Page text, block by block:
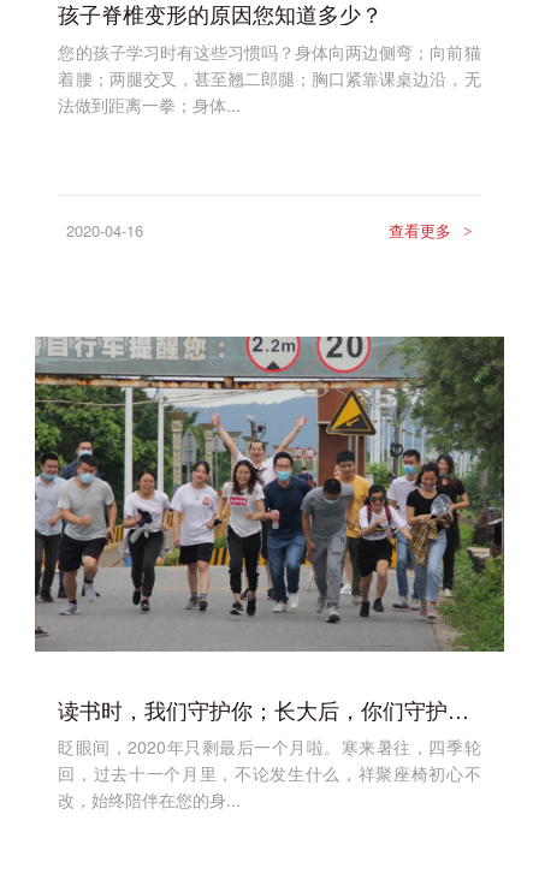
孩子脊椎变形的原因您知道多少？
您的孩子学习时有这些习惯吗？身体向两边侧弯；向前猫
着腰；两腿交叉，甚至翘二郎腿；胸口紧靠课桌边沿，无
法做到距离一拳；身体...
2020-04-16 查看更多 >
读书时，我们守护你；长大后，你们守护世界|江西中医药大学
眨眼间，2020年只剩最后一个月啦。寒来暑往，四季轮
回，过去十一个月里，不论发生什么，祥聚座椅初心不
改，始终陪伴在您的身...